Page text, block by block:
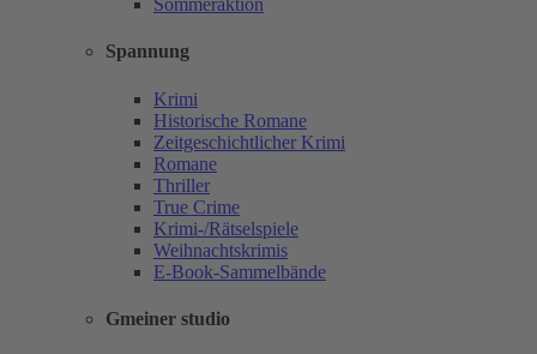
Sommeraktion
Spannung
Krimi
Historische Romane
Zeitgeschichtlicher Krimi
Romane
Thriller
True Crime
Krimi-/Rätselspiele
Weihnachtskrimis
E-Book-Sammelbände
Gmeiner studio